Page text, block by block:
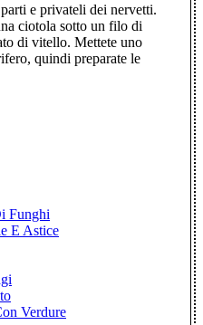
e privateli dei nervetti.
ciotola sotto un filo di
di vitello. Mettete uno
quindi preparate le
Funghi
E Astice
Verdure